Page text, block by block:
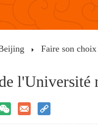
Faire son choix
l'Université